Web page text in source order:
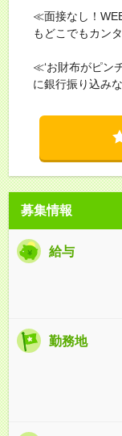
≪面接なし！
もどこでもカン
≪‘お財布がピン
に銀行振り込み
募集情報
給与
勤務地